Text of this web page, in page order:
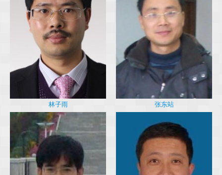
林子雨 张东站